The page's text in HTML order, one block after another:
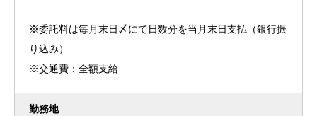
※委託料は毎月末日〆にて日数分を当月末日支払（銀行振
り込み）
※交通費：全額支給
勤務地